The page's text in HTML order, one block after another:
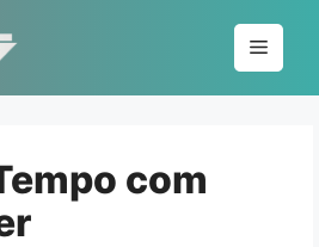
Menu
com